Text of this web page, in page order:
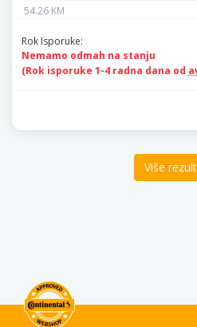
54.26 KM
Rok Isporuke:
Nemamo odmah na stanju
(Rok isporuke 1-4 radna dana od
Više